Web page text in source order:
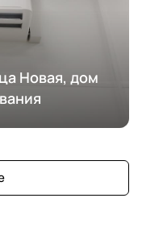
Новая, дом